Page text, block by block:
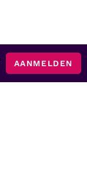
AANMELDEN